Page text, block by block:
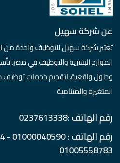
عن شركة سهيل
تعتبر شركة سهيل للتوظيف واحدة من
الموارد البشرية والتوظيف في مصر.
وحلول واقعية، لتقديم خدمات توظيف
المتغيرة والمتنامية
رقم الهاتف :0237613338
01005558783